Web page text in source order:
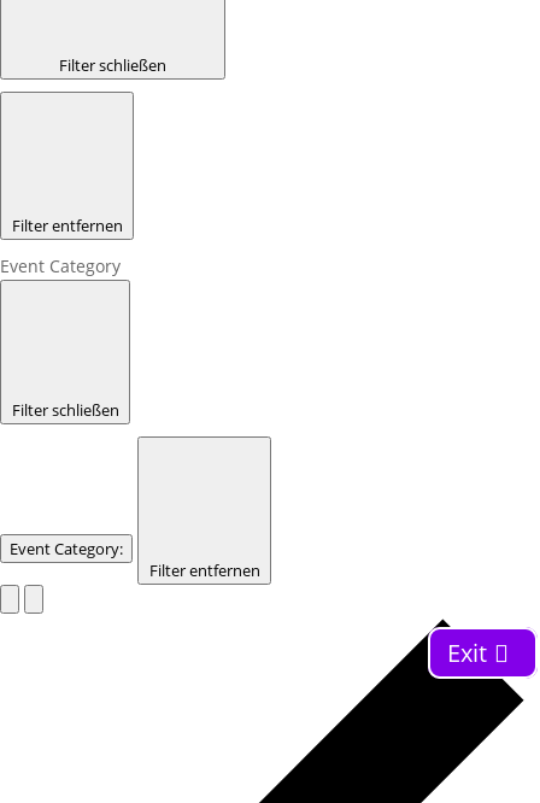
Filter schließen
Filter entfernen
Event Category
Filter schließen
Event Category:
Filter entfernen
Exit